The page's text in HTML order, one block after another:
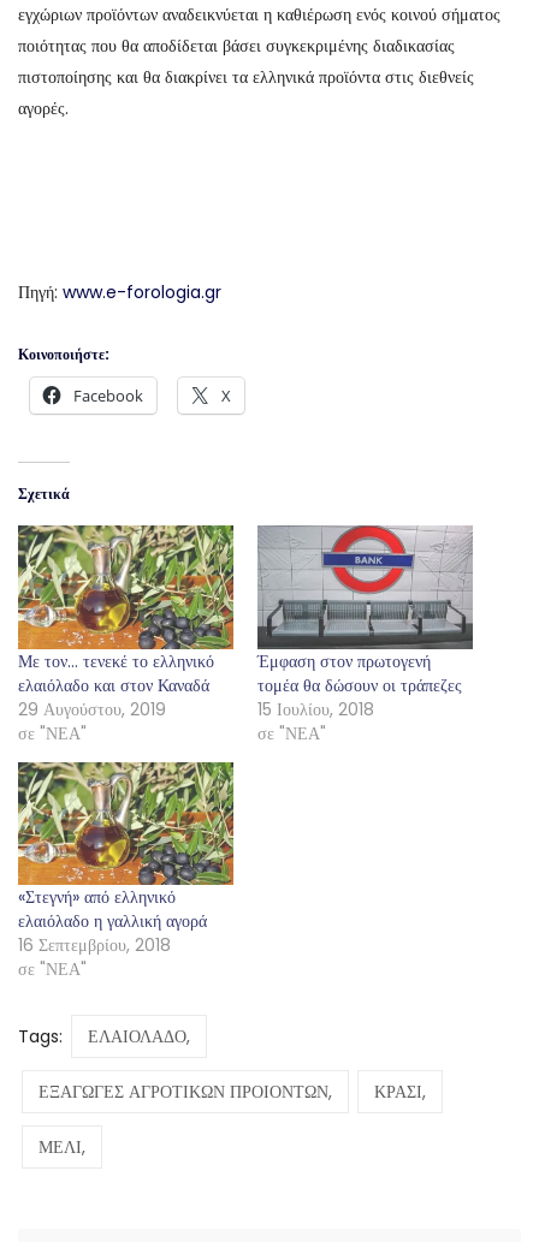
εγχώριων προϊόντων αναδεικνύεται η καθιέρωση ενός κοινού σήματος
ποιότητας που θα αποδίδεται βάσει συγκεκριμένης διαδικασίας
πιστοποίησης και θα διακρίνει τα ελληνικά προϊόντα στις διεθνείς
αγορές.
Πηγή: www.e-forologia.gr
Κοινοποιήστε:
Facebook X
Σχετικά
Με τον… τενεκέ το ελληνικό
ελαιόλαδο και στον Καναδά
29 Αυγούστου, 2019
σε "ΝΕΑ"
Έμφαση στον πρωτογενή
τομέα θα δώσουν οι τράπεζες
15 Ιουλίου, 2018
σε "ΝΕΑ"
«Στεγνή» από ελληνικό
ελαιόλαδο η γαλλική αγορά
16 Σεπτεμβρίου, 2018
σε "ΝΕΑ"
Tags: ΕΛΑΙΟΛΑΔΟ,
ΕΞΑΓΩΓΕΣ ΑΓΡΟΤΙΚΩΝ ΠΡΟΙΟΝΤΩΝ, ΚΡΑΣΙ,
ΜΕΛΙ,